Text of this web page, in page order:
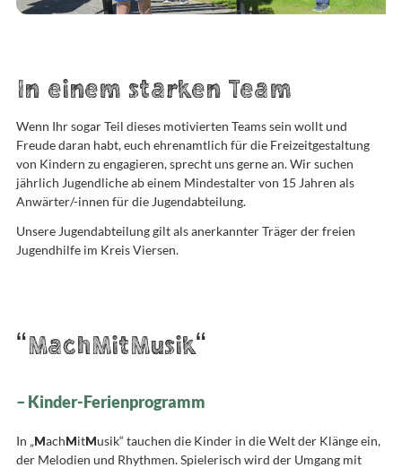
In einem starken Team
Wenn Ihr sogar Teil dieses motivierten Teams sein wollt und
Freude daran habt, euch ehrenamtlich für die Freizeitgestaltung
von Kindern zu engagieren, sprecht uns gerne an. Wir suchen
jährlich Jugendliche ab einem Mindestalter von 15 Jahren als
Anwärter/-innen für die Jugendabteilung.
Unsere Jugendabteilung gilt als anerkannter Träger der freien
Jugendhilfe im Kreis Viersen.
“MachMitMusik“
– Kinder-Ferienprogramm
In „MachMitMusik“ tauchen die Kinder in die Welt der Klänge ein,
der Melodien und Rhythmen. Spielerisch wird der Umgang mit